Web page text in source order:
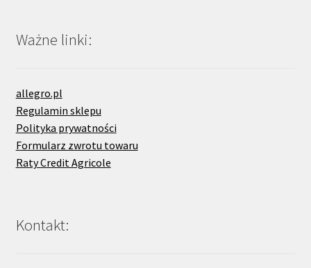
Ważne linki:
allegro.pl
Regulamin sklepu
Polityka prywatności
Formularz zwrotu towaru
Raty Credit Agricole
Kontakt: